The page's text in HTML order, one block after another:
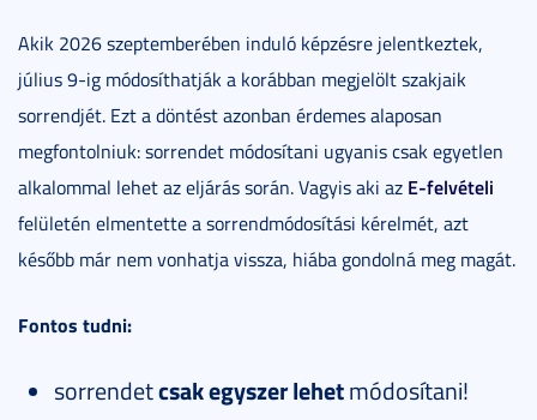
Akik 2026 szeptemberében induló képzésre jelentkeztek,
július 9-ig módosíthatják a korábban megjelölt szakjaik
sorrendjét. Ezt a döntést azonban érdemes alaposan
megfontolniuk: sorrendet módosítani ugyanis csak egyetlen
alkalommal lehet az eljárás során. Vagyis aki az E-felvételi
felületén elmentette a sorrendmódosítási kérelmét, azt
később már nem vonhatja vissza, hiába gondolná meg magát.
Fontos tudni:
sorrendetcsak egyszer lehetmódosítani!